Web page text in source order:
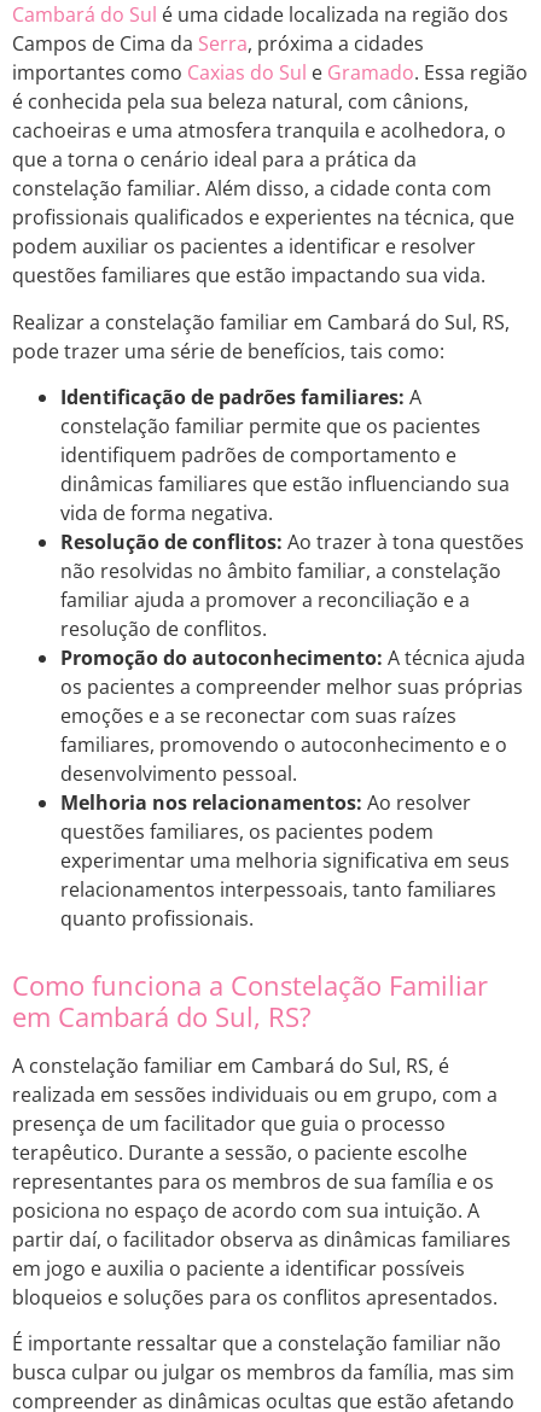
Cambará do Sul é uma cidade localizada na região dos
Campos de Cima da Serra, próxima a cidades
importantes como Caxias do Sul e Gramado. Essa região
é conhecida pela sua beleza natural, com cânions,
cachoeiras e uma atmosfera tranquila e acolhedora, o
que a torna o cenário ideal para a prática da
constelação familiar. Além disso, a cidade conta com
profissionais qualificados e experientes na técnica, que
podem auxiliar os pacientes a identificar e resolver
questões familiares que estão impactando sua vida.
Realizar a constelação familiar em Cambará do Sul, RS,
pode trazer uma série de benefícios, tais como:
Identificação de padrões familiares: A
constelação familiar permite que os pacientes
identifiquem padrões de comportamento e
dinâmicas familiares que estão influenciando sua
vida de forma negativa.
Resolução de conflitos: Ao trazer à tona questões
não resolvidas no âmbito familiar, a constelação
familiar ajuda a promover a reconciliação e a
resolução de conflitos.
Promoção do autoconhecimento: A técnica ajuda
os pacientes a compreender melhor suas próprias
emoções e a se reconectar com suas raízes
familiares, promovendo o autoconhecimento e o
desenvolvimento pessoal.
Melhoria nos relacionamentos: Ao resolver
questões familiares, os pacientes podem
experimentar uma melhoria significativa em seus
relacionamentos interpessoais, tanto familiares
quanto profissionais.
Como funciona a Constelação Familiar
em Cambará do Sul, RS?
A constelação familiar em Cambará do Sul, RS, é
realizada em sessões individuais ou em grupo, com a
presença de um facilitador que guia o processo
terapêutico. Durante a sessão, o paciente escolhe
representantes para os membros de sua família e os
posiciona no espaço de acordo com sua intuição. A
partir daí, o facilitador observa as dinâmicas familiares
em jogo e auxilia o paciente a identificar possíveis
bloqueios e soluções para os conflitos apresentados.
É importante ressaltar que a constelação familiar não
busca culpar ou julgar os membros da família, mas sim
compreender as dinâmicas ocultas que estão afetando